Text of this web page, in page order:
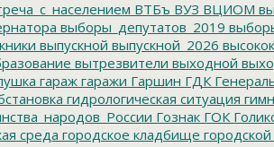
ВТБъ ВУЗ ВЦИОМ
выборы_депутатов_2019
выпускной выпускной_2026
вытрезвители выходной
гараж гаражи Гаршин ГДК
гидрологическая ситуация
Гознак ГОК
среда городское кладбище городской